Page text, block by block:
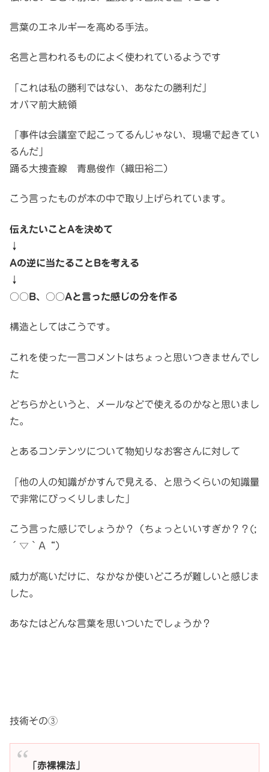
言葉のエネルギーを高める手法。
名言と言われるものによく使われているようです
「これは私の勝利ではない、あなたの勝利だ」
オバマ前大統領
「事件は会議室で起こってるんじゃない、現場で起きてい
るんだ」
踊る大捜査線 青島俊作（織田裕二）
こう言ったものが本の中で取り上げられています。
伝えたいことAを決めて
↓
Aの逆に当たることBを考える
↓
○○B、○○Aと言った感じの分を作る
構造としてはこうです。
これを使った一言コメントはちょっと思いつきませんでし
た
どちらかというと、メールなどで使えるのかなと思いまし
た。
とあるコンテンツについて物知りなお客さんに対して
「他の人の知識がかすんで見える、と思うくらいの知識量
で非常にびっくりしました」
こう言った感じでしょうか？（ちょっといいすぎか？？(;
´▽｀A“）
威力が高いだけに、なかなか使いどころが難しいと感じま
した。
あなたはどんな言葉を思いついたでしょうか？
技術その③
「赤裸裸法」